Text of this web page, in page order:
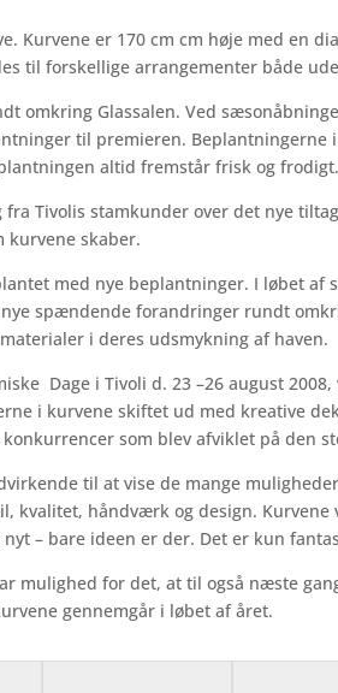
Kurvene er 170 cm cm høje med en
til forskellige arrangementer både
omkring Glassalen. Ved
til premieren. Beplantningerne
altid fremstår frisk og frodigt.
Tivolis stamkunder over det nye
kurvene skaber.
med nye beplantninger. I løbet af
spændende forandringer rundt
i deres udsmykning af haven.
Dage i Tivoli d. 23 –26 august
i kurvene skiftet ud med kreative
som blev afviklet på den
til at vise de mange
kvalitet, håndværk og design.
– bare ideen er der. Det er kun
mulighed for det, at til også næste
gennemgår i løbet af året.